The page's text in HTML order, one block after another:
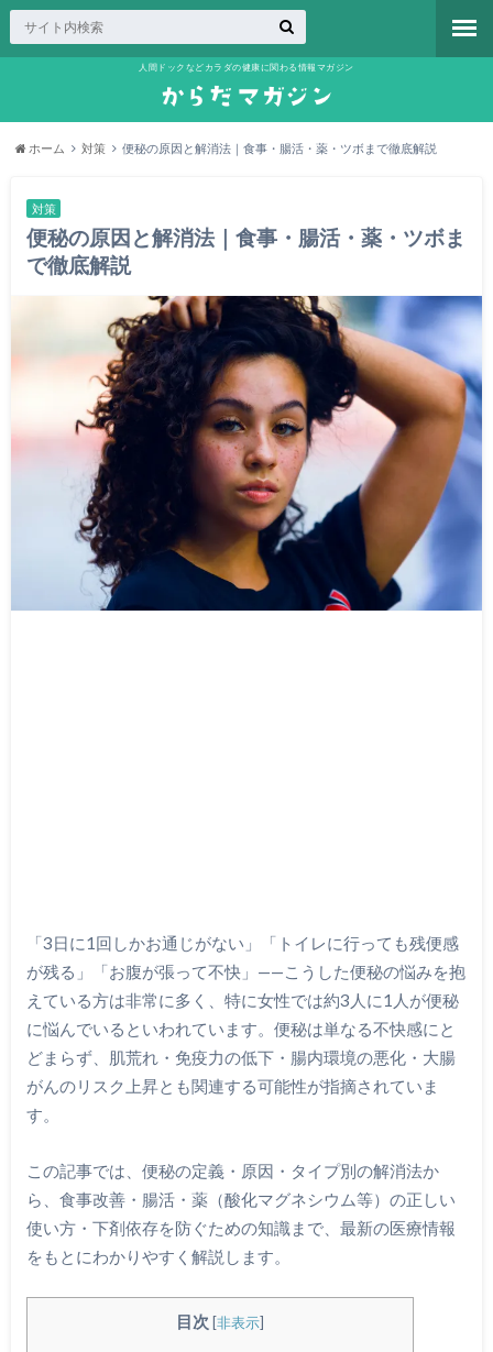
人間ドックなどカラダの健康に関わる情報マガジン
ホーム 対策 便秘の原因と解消法｜食事・腸活・薬・ツボまで徹底解説
対策
便秘の原因と解消法｜食事・腸活・薬・ツボま
で徹底解説
「3日に1回しかお通じがない」「トイレに行っても残便感
が残る」「お腹が張って不快」——こうした便秘の悩みを抱
えている方は非常に多く、特に女性では約3人に1人が便秘
に悩んでいるといわれています。便秘は単なる不快感にと
どまらず、肌荒れ・免疫力の低下・腸内環境の悪化・大腸
がんのリスク上昇とも関連する可能性が指摘されていま
す。
この記事では、便秘の定義・原因・タイプ別の解消法か
ら、食事改善・腸活・薬（酸化マグネシウム等）の正しい
使い方・下剤依存を防ぐための知識まで、最新の医療情報
をもとにわかりやすく解説します。
目次 [非表示]